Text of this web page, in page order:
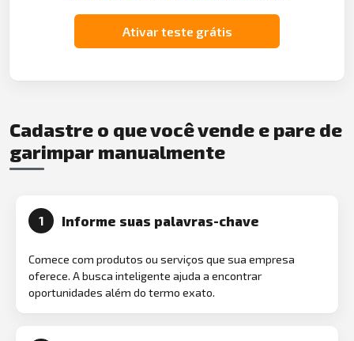
Ativar teste grátis
Cadastre o que você vende e pare de
garimpar manualmente
1 Informe suas palavras-chave
Comece com produtos ou serviços que sua empresa
oferece. A busca inteligente ajuda a encontrar
oportunidades além do termo exato.